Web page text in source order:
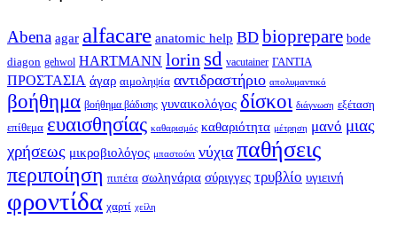
Abena agar alfacare anatomic help BD bioprepare bode
diagon gehwol HARTMANN lorin sd vacutainer ΓΑΝΤΙΑ
ΠΡΟΣΤΑΣΙΑ άγαρ αιμοληψία αντιδραστήριο απολυμαντικό
βοήθημα βοήθημα βάδισης γυναικολόγος δίσκοι διάγνωση εξέταση
επίθεμα ευαισθησίας καθαρισμός καθαριότητα μέτρηση μανό μιας
χρήσεως μικροβιολόγος μπαστούνι νύχια παθήσεις
περιποίηση πιπέτα σωληνάρια σύριγγες τρυβλίο υγιεινή
φροντίδα χαρτί χείλη